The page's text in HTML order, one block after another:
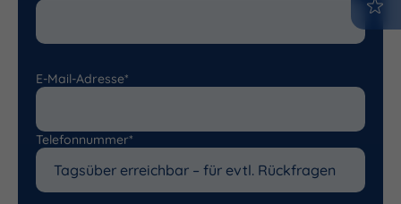
E-Mail-Adresse*
Telefonnummer*